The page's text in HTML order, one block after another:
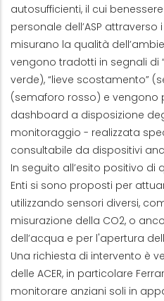
autosufficienti, il cui
personale dell’ASP
misurano la qualità
vengono tradotti in segnali di
verde), “lieve scostamento”
(semaforo rosso) e vengono
dashboard a disposizione
monitoraggio - realizzata
consultabile da dispositivi
In seguito all’esito positivo di
Enti si sono proposti per
utilizzando sensori diversi,
misurazione della CO2, o
dell’acqua e per l'apertura
Una richiesta di intervento è
delle ACER, in particolare
monitorare anziani soli in